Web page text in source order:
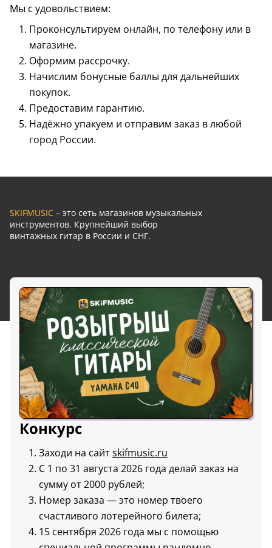
Мы с удовольствием:
Проконсультируем онлайн, по телефону или в
магазине.
Оформим рассрочку.
Начислим бонусные баллы для дальнейших
покупок.
Предоставим гарантию.
Надёжно упакуем и отправим заказ в любой
город России.
SKIFMUSIC – это сеть магазинов музыкальных
инструментов. Крупнейший выбор
винтажных гитар в России и СНГ.
Конкурс
Заходи на сайтskifmusic.ru
С 1 по 31 августа 2026 года делай заказ на
сумму от 2000 рублей;
Номер заказа — это номер твоего
счастливого лотерейного билета;
15 сентября 2026 года мы с помощью